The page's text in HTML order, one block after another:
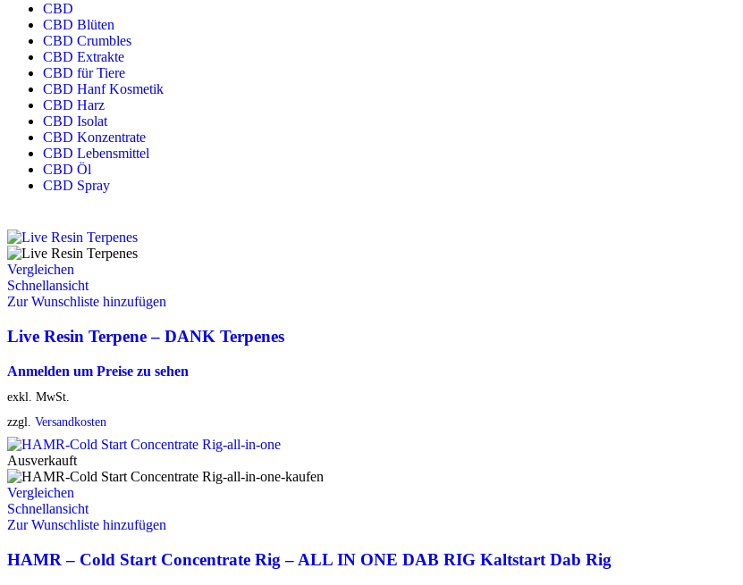
CBD
CBD Blüten
CBD Crumbles
CBD Extrakte
CBD für Tiere
CBD Hanf Kosmetik
CBD Harz
CBD Isolat
CBD Konzentrate
CBD Lebensmittel
CBD Öl
CBD Spray
Vergleichen
Schnellansicht
Zur Wunschliste hinzufügen
Live Resin Terpene – DANK Terpenes
Anmelden um Preise zu sehen
exkl. MwSt.
zzgl. Versandkosten
Ausverkauft
Vergleichen
Schnellansicht
Zur Wunschliste hinzufügen
HAMR – Cold Start Concentrate Rig – ALL IN ONE DAB RIG Kaltstart Dab Rig